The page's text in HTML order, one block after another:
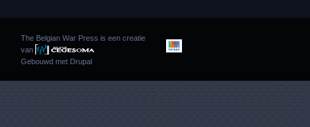
The Belgian War Press is een creatie
van
Gebouwd met Drupal